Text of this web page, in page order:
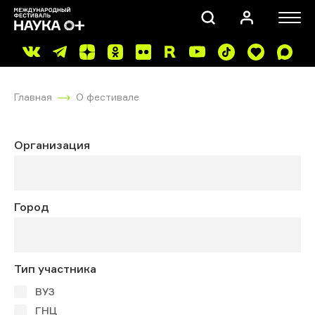
Главная О фестивале
Организация
Город
Тип участника
ВУЗ
ГНЦ